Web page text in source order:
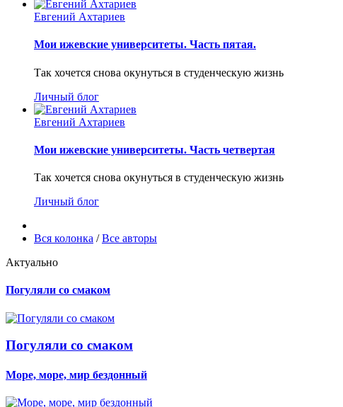
Евгений Ахтариев
Мои ижевские университеты. Часть пятая.
Так хочется снова окунуться в студенческую жизнь
Личный блог
Евгений Ахтариев
Мои ижевские университеты. Часть четвертая
Так хочется снова окунуться в студенческую жизнь
Личный блог
Вся колонка /Все авторы
Актуально
Погуляли со смаком
Погуляли со смаком
Море, море, мир бездонный